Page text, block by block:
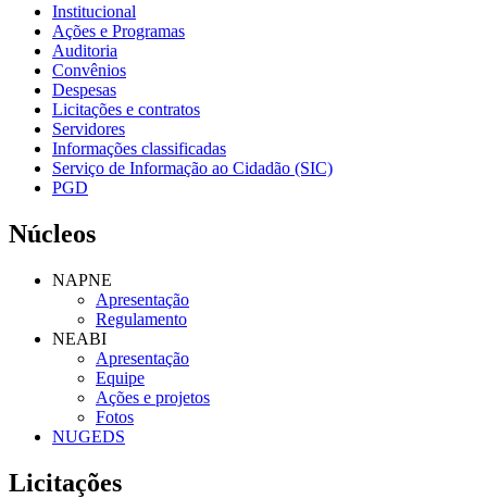
Institucional
Ações e Programas
Auditoria
Convênios
Despesas
Licitações e contratos
Servidores
Informações classificadas
Serviço de Informação ao Cidadão (SIC)
PGD
Núcleos
NAPNE
Apresentação
Regulamento
NEABI
Apresentação
Equipe
Ações e projetos
Fotos
NUGEDS
Licitações